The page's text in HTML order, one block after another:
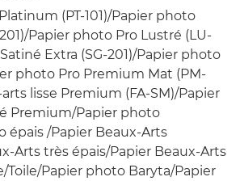
(PT-101)/Papier photo
Papier photo Pro Lustré (LU-
Extra (SG-201)/Papier photo
photo Pro Premium Mat (PM-
lisse Premium (FA-SM)/Papier
Premium/Papier photo
épais /Papier Beaux-Arts
Arts très épais/Papier Beaux-Arts
Toile/Papier photo Baryta/Papier